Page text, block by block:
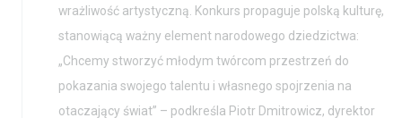
Aktualności
Wystawy / Wydarzenia
Kontakt i Zespół
Nauka
Edukacja
Projekty
wrażliwość artystyczną. Konkurs propaguje polską kulturę,
stanowiącą ważny element narodowego dziedzictwa:
„Chcemy stworzyć młodym twórcom przestrzeń do
pokazania swojego talentu i własnego spojrzenia na
otaczający świat” – podkreśla Piotr Dmitrowicz, dyrektor